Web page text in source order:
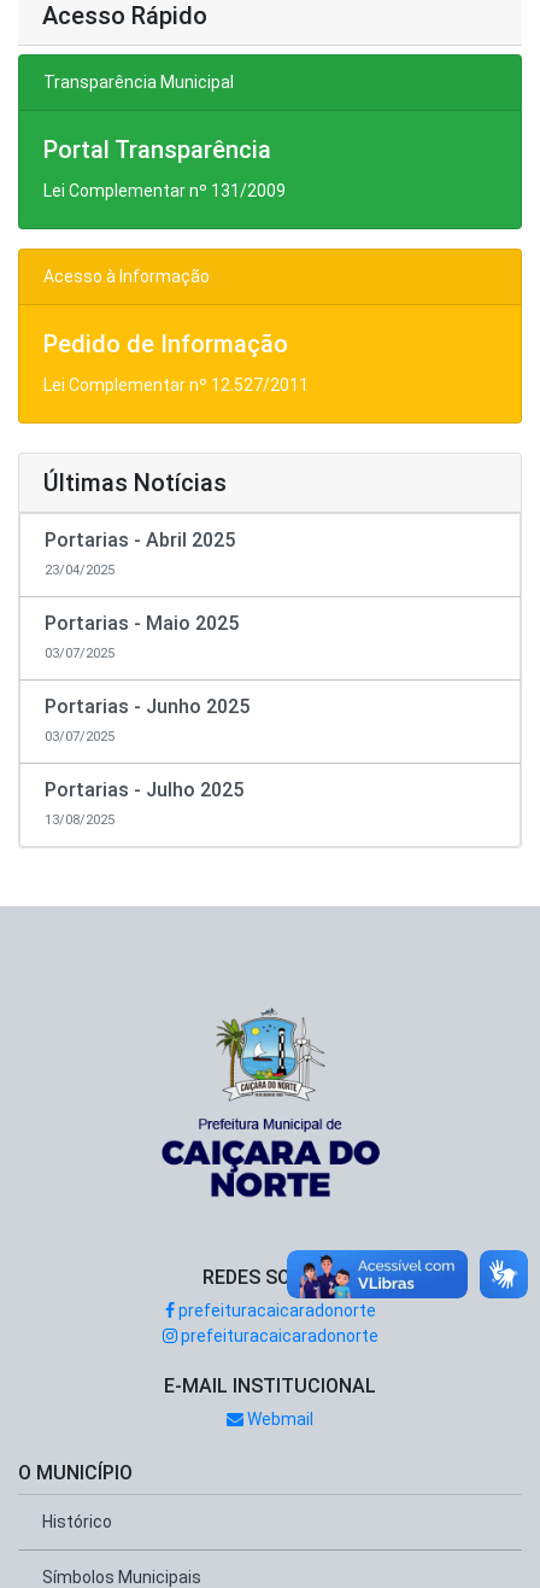
Acesso Rápido
Transparência Municipal
Portal Transparência
Lei Complementar nº 131/2009
Acesso à Informação
Pedido de Informação
Lei Complementar nº 12.527/2011
Últimas Notícias
Portarias - Abril 2025
23/04/2025
Portarias - Maio 2025
03/07/2025
Portarias - Junho 2025
03/07/2025
Portarias - Julho 2025
13/08/2025
REDES SOCIAIS
prefeituracaicaradonorte
prefeituracaicaradonorte
E-MAIL INSTITUCIONAL
Webmail
O MUNICÍPIO
Histórico
Símbolos Municipais